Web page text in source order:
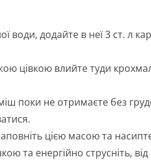
води, додайте в неї 3 ст. л
цівкою влийте туди
поки не отримаєте без
цією масою та
та енергійно струсніть,